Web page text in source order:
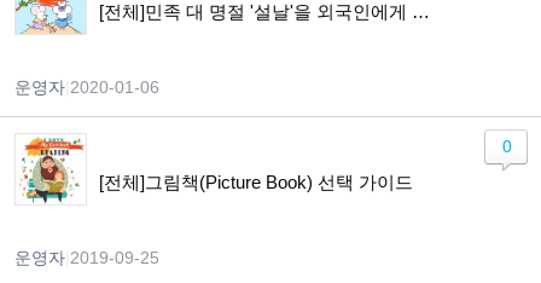
[전체]민족 대 명절 '설날'을 외국인에게 소개하기!!
운영자 2020-01-06
[전체]그림책(Picture Book) 선택 가이드
운영자 2019-09-25
0